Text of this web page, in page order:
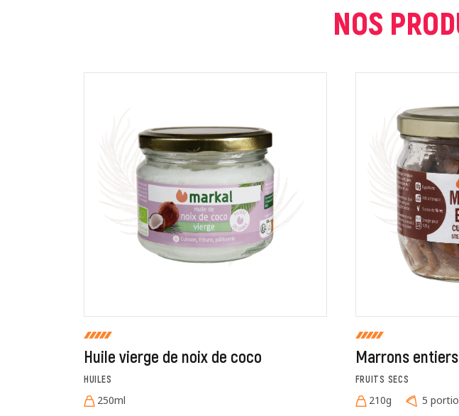
En cochant cette case, je donne mon accord pour que markal utilise les
commentaire de manière publique sur cette page. Pour plus
Fermer
NOS
Huile vierge de noix de coco
HUILES
250ml
Marrons entiers
FRUITS SECS
210g 5